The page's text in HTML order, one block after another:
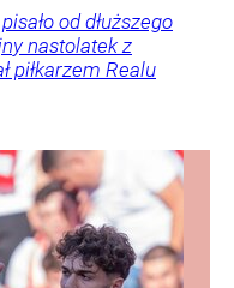
od dłuższego
nastolatek z
piłkarzem Realu